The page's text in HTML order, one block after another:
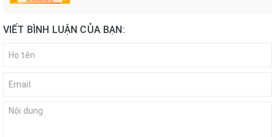
VIẾT BÌNH LUẬN CỦA BẠN: